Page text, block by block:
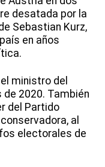
desatada por la
Sebastian Kurz,
en años
ministro del
de 2020. También
del Partido
al
electorales de